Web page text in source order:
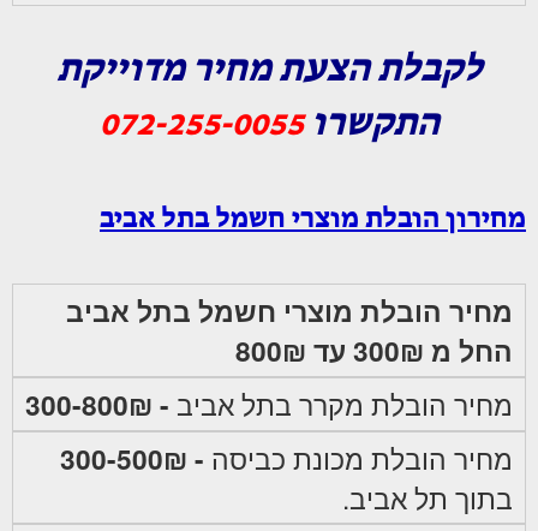
לקבלת הצעת מחיר מדוייקת
התקשרו072-255-0055
מחירון הובלת מוצרי חשמל בתל אביב
מחיר הובלת מוצרי חשמל בתל אביב
החל מ 300₪ עד 800₪
מחיר הובלת מקרר בתל אביב - 300-800₪
מחיר הובלת מכונת כביסה - 300-500₪
בתוך תל אביב.